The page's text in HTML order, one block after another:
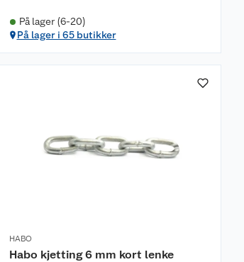
På lager (6-20)
På lager i 65 butikker
HABO
Habo kjetting 6 mm kort lenke